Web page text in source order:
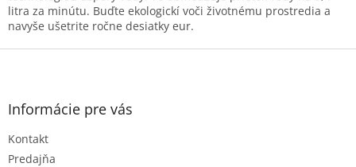
ý
p
litra za minútu. Buďte ekologickí voči životnému prostredia a
navyše ušetrite ročne desiatky eur.
Z
Informácie pre vás
Kontakt
Predajňa